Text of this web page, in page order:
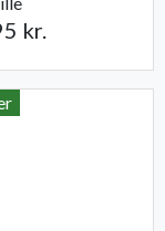
kr.